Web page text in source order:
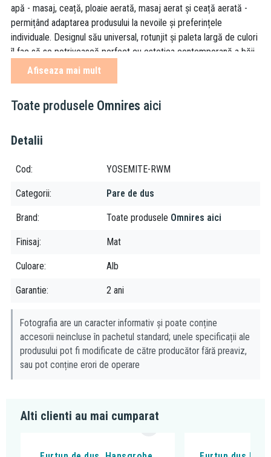
apă - masaj, ceață, ploaie aerată, masaj aerat și ceață aerată -
permițând adaptarea produsului la nevoile și preferințele
individuale. Designul său universal, rotunjit și paleta largă de culori
îl fac să se potrivească perfect cu estetica contemporană a băii.
Alb mat este un finisaj subtil, cu o suprafață catifelată la atingere.
ceață aerată
Afiseaza mai mult
Toate produsele Omnires aici
Detalii
Cod YOSEMITE-RWM
Categorii Pare de dus
Brand Toate produsele Omnires aici
Finisaj Mat
Culoare Alb
Garantie 2 ani
Fotografia are un caracter informativ și poate conține
accesorii neincluse în pachetul standard; unele specificații ale
produsului pot fi modificate de către producător fără preaviz,
sau pot conține erori de operare
Alti clienti au mai cumparat